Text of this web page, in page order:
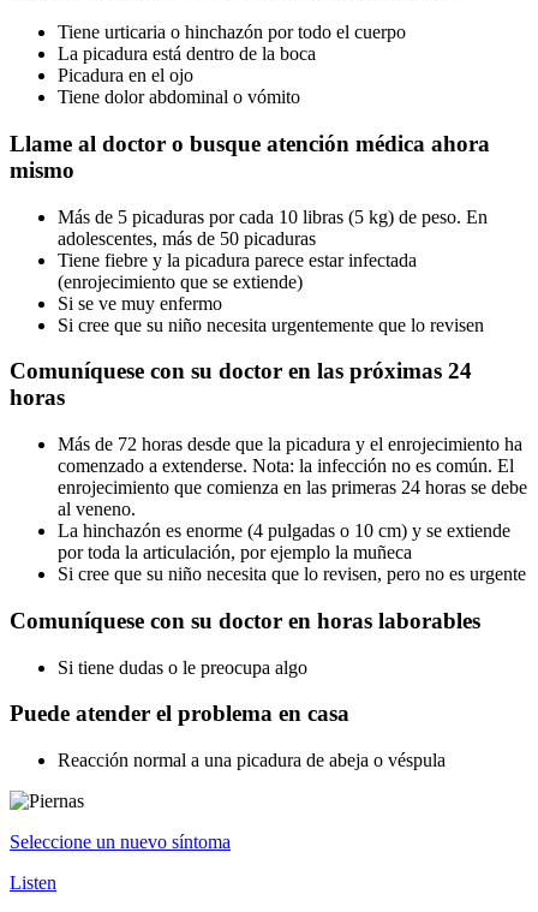
Tiene urticaria o hinchazón por todo el cuerpo
La picadura está dentro de la boca
Picadura en el ojo
Tiene dolor abdominal o vómito
Llame al doctor o busque atención médica ahora
mismo
Más de 5 picaduras por cada 10 libras (5 kg) de peso. En
adolescentes, más de 50 picaduras
Tiene fiebre y la picadura parece estar infectada
(enrojecimiento que se extiende)
Si se ve muy enfermo
Si cree que su niño necesita urgentemente que lo revisen
Comuníquese con su doctor en las próximas 24
horas
Más de 72 horas desde que la picadura y el enrojecimiento ha
comenzado a extenderse. Nota: la infección no es común. El
enrojecimiento que comienza en las primeras 24 horas se debe
al veneno.
La hinchazón es enorme (4 pulgadas o 10 cm) y se extiende
por toda la articulación, por ejemplo la muñeca
Si cree que su niño necesita que lo revisen, pero no es urgente
Comuníquese con su doctor en horas laborables
Si tiene dudas o le preocupa algo
Puede atender el problema en casa
Reacción normal a una picadura de abeja o véspula
Seleccione un nuevo síntoma
Listen